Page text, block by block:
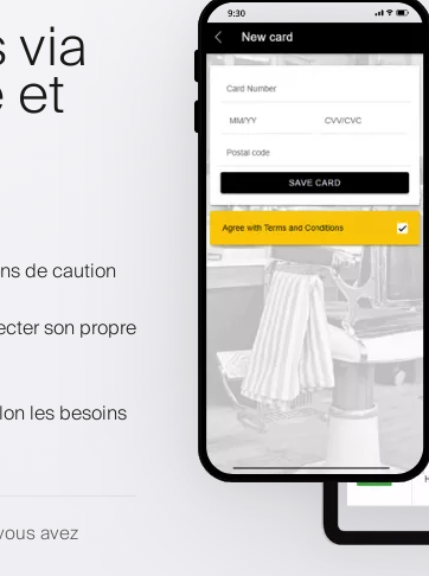
et
de caution
son propre
les besoins
avez